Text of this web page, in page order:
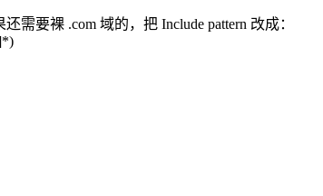
需要裸 .com 域的，把 Include pattern 改成：